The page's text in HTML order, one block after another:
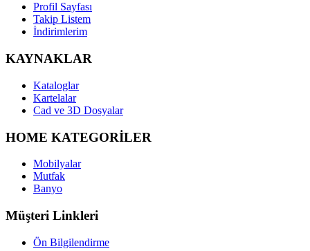
Profil Sayfası
Takip Listem
İndirimlerim
KAYNAKLAR
Kataloglar
Kartelalar
Cad ve 3D Dosyalar
HOME KATEGORİLER
Mobilyalar
Mutfak
Banyo
Müşteri Linkleri
Ön Bilgilendirme